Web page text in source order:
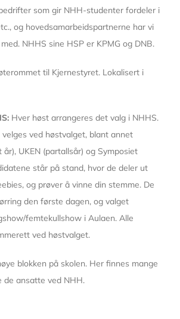
som gir NHH-studenter fordeler i
og hovedsamarbeidspartnerne har vi
NHHS sine HSP er KPMG og DNB.
til Kjernestyret. Lokalisert i
Hver høst arrangeres det valg i NHHS.
ved høstvalget, blant annet
UKEN (partallsår) og Symposiet
står på stand, hvor de deler ut
og prøver å vinne din stemme. De
den første dagen, og valget
femtekullshow i Aulaen. Alle
ved høstvalget.
blokken på skolen. Her finnes mange
de ansatte ved NHH.